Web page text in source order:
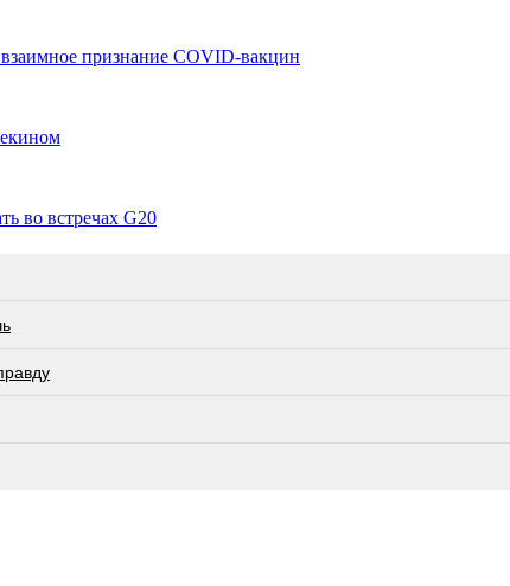
признание COVID-вакцин
во встречах G20